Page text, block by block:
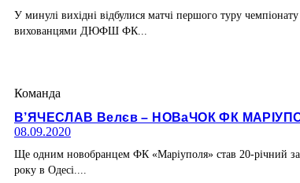
У минулі вихідні відбулися матчі першого туру
вихованцями ДЮФШ ФК...
Команда
В’ЯЧЕСЛАВ Велєв – НОВаЧОК ФК
08.09.2020
Ще одним новобранцем ФК «Маріуполя» став 20-річний
року в Одесі....